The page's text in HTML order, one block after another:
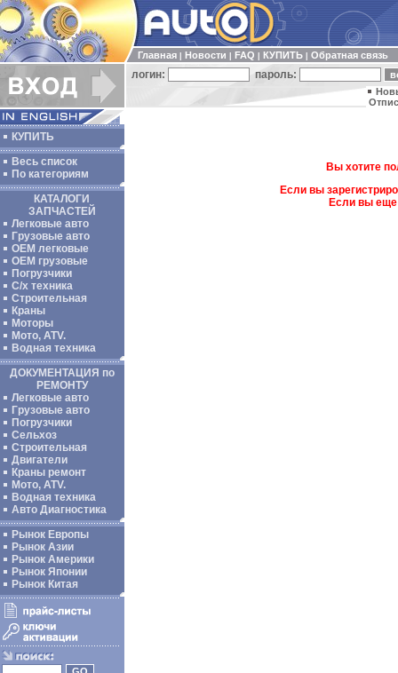
Главная Новости FAQ КУПИТЬ Обратная связь
логин: пароль:
КУПИТЬ
Весь список
По категориям
КАТАЛОГИ
ЗАПЧАСТЕЙ
Легковые авто
Грузовые авто
ОЕМ легковые
OEM грузовые
Погрузчики
С/х техника
Строительная
Краны
Моторы
Мото, ATV.
Водная техника
ДОКУМЕНТАЦИЯ по
РЕМОНТУ
Легковые авто
Грузовые авто
Погрузчики
Сельхоз
Строительная
Двигатели
Краны ремонт
Мото, ATV.
Водная техника
Авто Диагностика
Рынок Европы
Рынок Азии
Рынок Америки
Рынок Японии
Рынок Китая
Вы хотите
Если вы
Если вы еще